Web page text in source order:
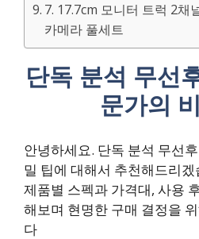
7. 17.7cm 모니터 트럭 2채
카메라 풀세트
단독 분석 무선
문가의
안녕하세요. 단독 분석 무선
밀 팁에 대해서 추천해드리겠
제품별 스펙과 가격대, 사용
해보며 현명한 구매 결정을
다